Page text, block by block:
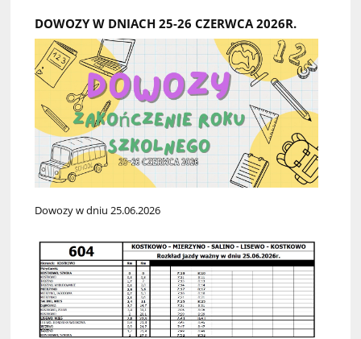
DOWOZY W DNIACH 25-26 CZERWCA 2026R.
Dowozy w dniu 25.06.2026